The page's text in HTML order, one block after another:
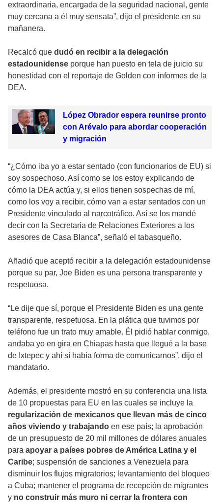
extraordinaria, encargada de la seguridad nacional, gente
muy cercana a él muy sensata”, dijo el presidente en su
mañanera.
Recalcó que dudó en recibir a la delegación
estadounidense porque han puesto en tela de juicio su
honestidad con el reportaje de Golden con informes de la
DEA.
López Obrador espera reunirse pronto
con Arévalo para abordar cooperación
y migración
“¿Cómo iba yo a estar sentado (con funcionarios de EU) si
soy sospechoso. Así como se los estoy explicando de
cómo la DEA actúa y, si ellos tienen sospechas de mí,
como los voy a recibir, cómo van a estar sentados con un
Presidente vinculado al narcotráfico. Así se los mandé
decir con la Secretaria de Relaciones Exteriores a los
asesores de Casa Blanca”, señaló el tabasqueño.
Añadió que aceptó recibir a la delegación estadounidense
porque su par, Joe Biden es una persona transparente y
respetuosa.
“Le dije que sí, porque el Presidente Biden es una gente
transparente, respetuosa. En la plática que tuvimos por
teléfono fue un trato muy amable. Él pidió hablar conmigo,
andaba yo en gira en Chiapas hasta que llegué a la base
de Ixtepec y ahí sí había forma de comunicarnos”, dijo el
mandatario.
Además, el presidente mostró en su conferencia una lista
de 10 propuestas para EU en las cuales se incluye la
regularización de mexicanos que llevan más de cinco
años viviendo y trabajando en ese país; la aprobación
de un presupuesto de 20 mil millones de dólares anuales
para apoyar a países pobres de América Latina y el
Caribe; suspensión de sanciones a Venezuela para
disminuir los flujos migratorios; levantamiento del bloqueo
a Cuba; mantener el programa de recepción de migrantes
y no construir más muro ni cerrar la frontera con